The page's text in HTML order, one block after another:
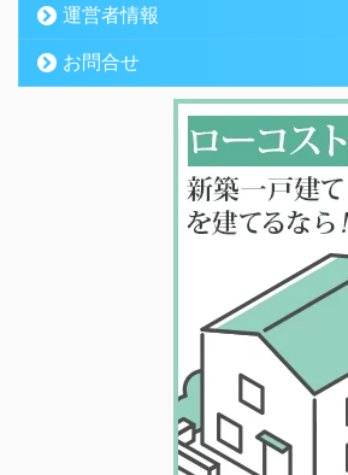
運営者情報
お問合せ